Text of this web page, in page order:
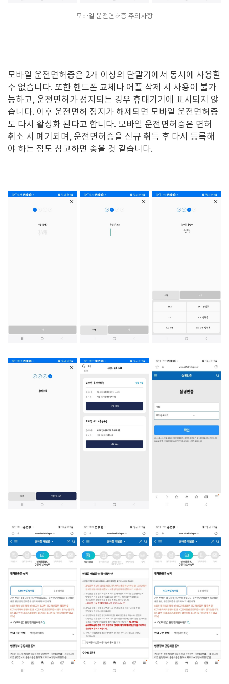
모바일 운전면허증 주의사항
모바일 운전면허증은 2개 이상의 단말기에서 동시에 사용할
수 없습니다. 또한 핸드폰 교체나 어플 삭제 시 사용이 불가
능하고, 운전면허가 정지되는 경우 휴대기기에 표시되지 않
습니다. 이후 운전면허 정지가 해제되면 모바일 운전면허증
도 다시 활성화 된다고 합니다. 모바일 운전면허증은 면허
취소 시 폐기되며, 운전면허증을 신규 취득 후 다시 등록해
야 하는 점도 참고하면 좋을 것 같습니다.